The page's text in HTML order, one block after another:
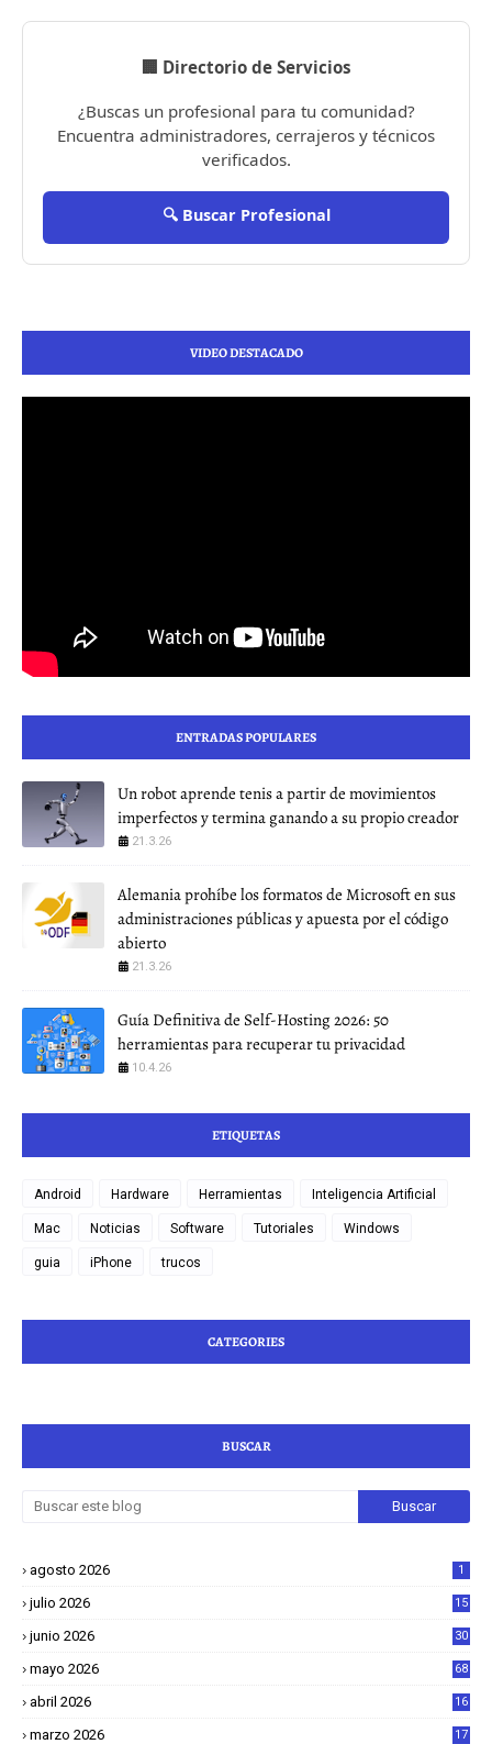
🏢 Directorio de Servicios
¿Buscas un profesional para tu comunidad?
Encuentra administradores, cerrajeros y técnicos
verificados.
🔍 Buscar Profesional
VIDEO DESTACADO
ENTRADAS POPULARES
Un robot aprende tenis a partir de movimientos
imperfectos y termina ganando a su propio creador
21.3.26
Alemania prohíbe los formatos de Microsoft en sus
administraciones públicas y apuesta por el código
abierto
21.3.26
Guía Definitiva de Self-Hosting 2026: 50
herramientas para recuperar tu privacidad
10.4.26
ETIQUETAS
Android Hardware Herramientas Inteligencia Artificial
Mac Noticias Software Tutoriales Windows
guia iPhone trucos
CATEGORIES
BUSCAR
agosto 2026 1
julio 2026 15
junio 2026 30
mayo 2026 68
abril 2026
16
marzo 2026
17